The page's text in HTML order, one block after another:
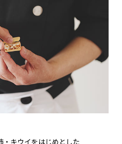
キウイをはじめとした